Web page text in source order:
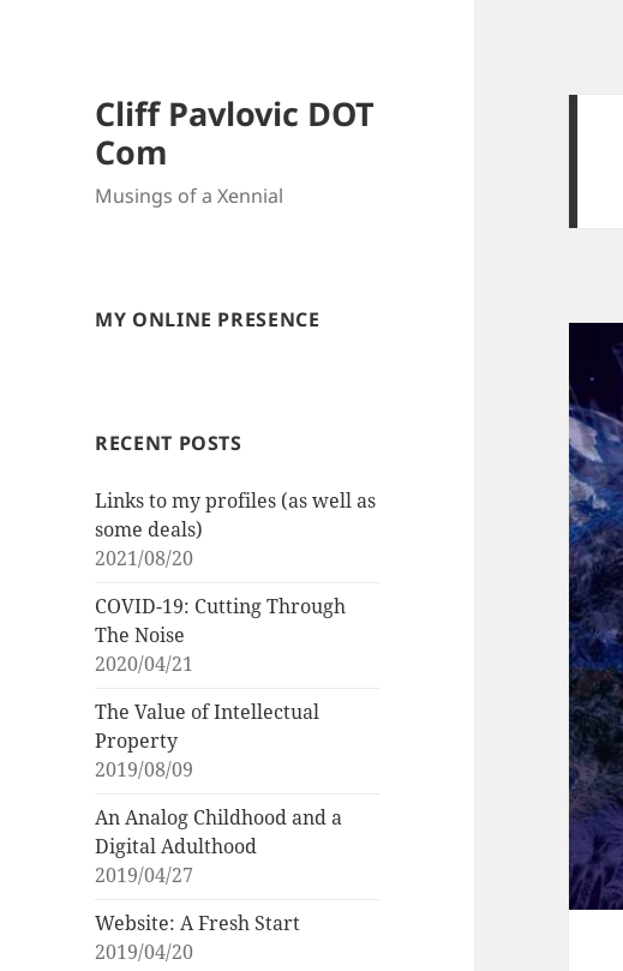
Cliff Pavlovic DOT
Com
Musings of a Xennial
MY ONLINE PRESENCE
RECENT POSTS
Links to my profiles (as well as
some deals)
2021/08/20
COVID-19: Cutting Through
The Noise
2020/04/21
The Value of Intellectual
Property
2019/08/09
An Analog Childhood and a
Digital Adulthood
2019/04/27
Website: A Fresh Start
2019/04/20